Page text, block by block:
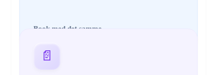
Book med det samme
📄